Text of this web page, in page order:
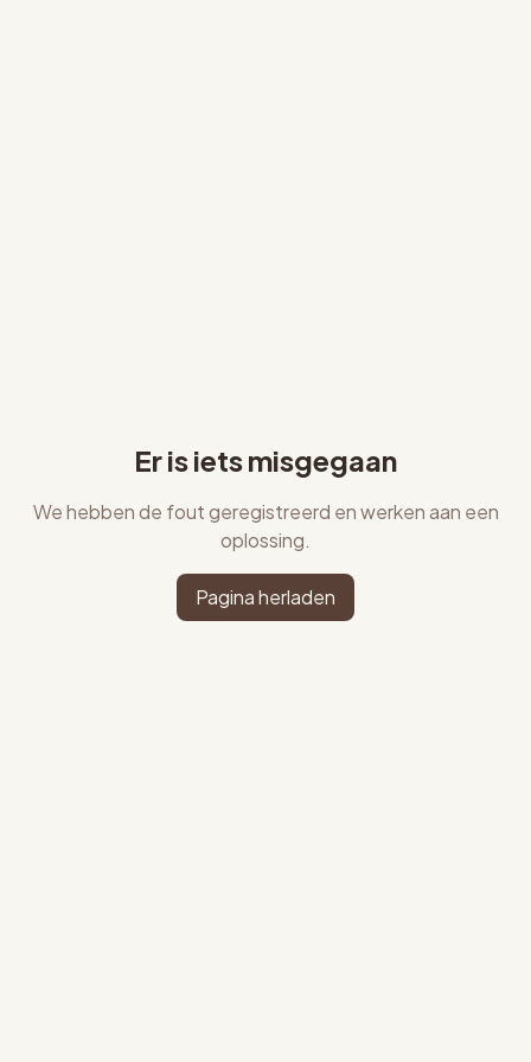
Er is iets misgegaan
We hebben de fout geregistreerd en werken aan een
oplossing.
Pagina herladen